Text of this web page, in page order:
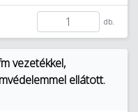
db.
vezetékkel,
ellátott.